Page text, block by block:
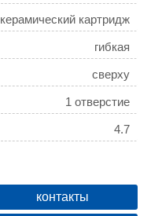
керамический картридж
гибкая
сверху
1 отверстие
4.7
14.4
есть
контакты